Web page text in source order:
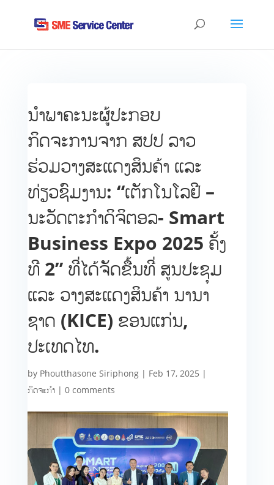
ນຳພາຄະນະຜູ້ປະກອບ
ກິດຈະການຈາກ ສປປ ລາວ
ຮ່ວມວາງສະແດງສິນຄ້າ ແລະ
ທ່ຽວຊົມງານ: “ເຕັກໂນໂລຢີ –
ນະວັດຕະກຳດິຈິຕອລ- Smart
Business Expo 2025 ຄັ້ງ
ທີ 2” ທີ່ໄດ້ຈັດຂື້ນທີ່ ສູນປະຊຸມ
ແລະ ວາງສະແດງສິນຄ້າ ນານາ
ຊາດ (KICE) ຂອນແກ່ນ,
ປະເທດໄທ.
by Phoutthasone Siriphong| Feb 17, 2025 |
ກິດຈະກຳ| 0 comments